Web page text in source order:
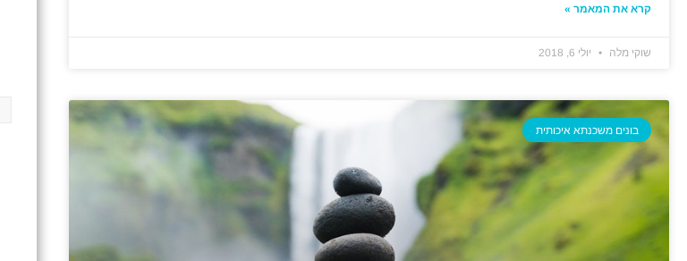
קרא את המאמר »
שוקי מלה יולי 6, 2018
בונים משכנתא איכותית